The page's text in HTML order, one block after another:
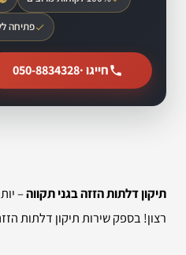
פתיחה
חייגו ·050-8834328
תיקון דלתות הזזה בגני תקווה–
רצון! בספק שירות תיקון דלתות